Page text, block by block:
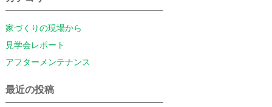
家づくりの現場から
見学会レポート
アフターメンテナンス
最近の投稿